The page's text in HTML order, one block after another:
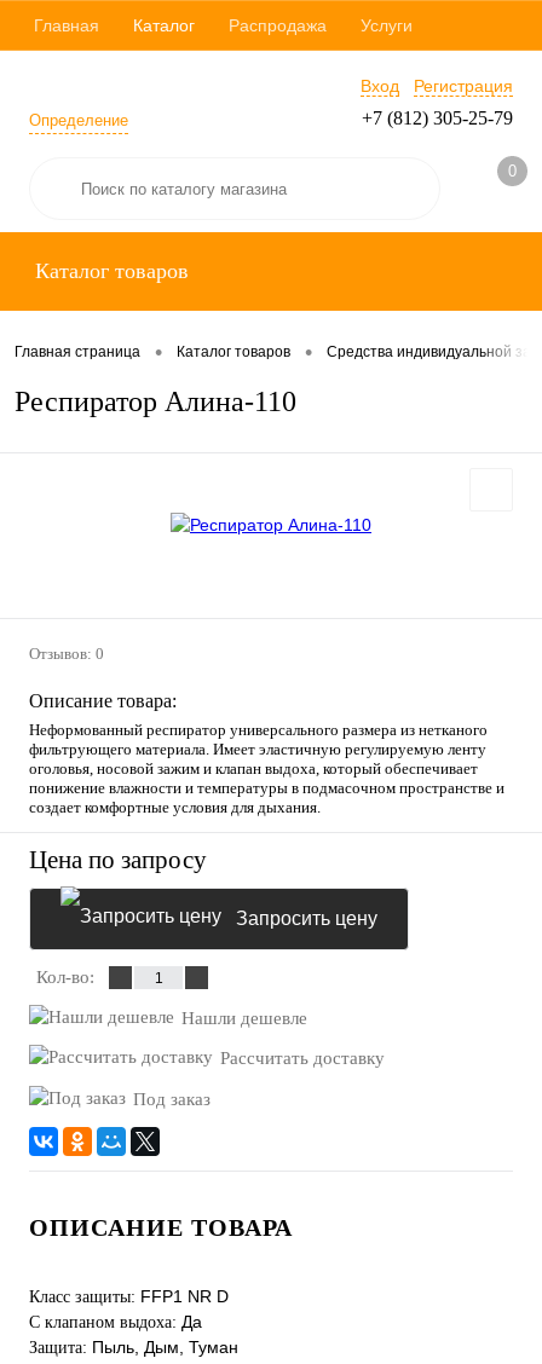
Главная Каталог Распродажа Услуги
Определение
Вход Регистрация
+7 (812) 305-25-79
0
Каталог товаров
Главная страница • Каталог товаров • Средства индивидуальной
Респиратор Алина-110
Отзывов: 0
Описание товара:
Неформованный респиратор универсального размера из нетканого
фильтрующего материала. Имеет эластичную регулируемую ленту
оголовья, носовой зажим и клапан выдоха, который обеспечивает
понижение влажности и температуры в подмасочном пространстве и
создает комфортные условия для дыхания.
Цена по запросу
Запросить цену
Кол-во:
Нашли дешевле
Рассчитать доставку
Под заказ
ОПИСАНИЕ ТОВАРА
Класс защиты: FFP1 NR D
С клапаном выдоха: Да
Защита: Пыль, Дым, Туман